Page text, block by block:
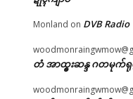
Monland on DVB
တံ အာထ္ၜးဆန္ဒ ဂတမုက်